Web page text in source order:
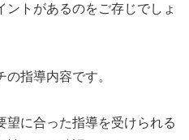
ントがあるのをご存じでしょ
指導内容です。
望に合った指導を受けられる